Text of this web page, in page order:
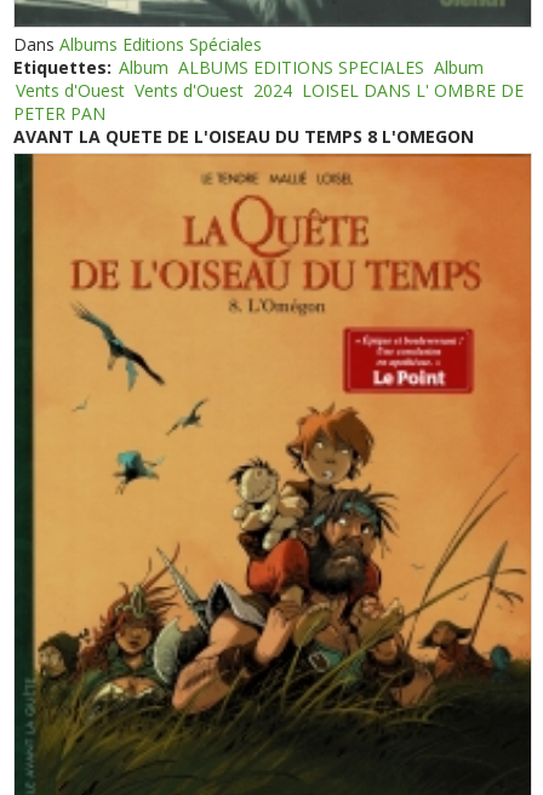
DansAlbums Editions Spéciales
Etiquettes: Album ALBUMS EDITIONS SPECIALES Album
Vents d'Ouest Vents d'Ouest 2024 LOISEL DANS L' OMBRE DE
PETER PAN
AVANT LA QUETE DE L'OISEAU DU TEMPS 8 L'OMEGON